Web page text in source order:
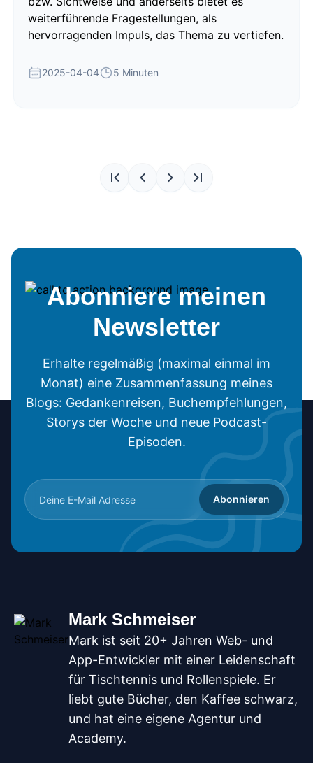
weiterführende Fragestellungen, als
hervorragenden Impuls, das Thema zu vertiefen.
2025-04-04 5 Minuten
Abonniere meinen
Newsletter
Erhalte regelmäßig (maximal einmal im
Monat) eine Zusammenfassung meines
Blogs: Gedankenreisen, Buchempfehlungen,
Storys der Woche und neue Podcast-
Episoden.
Abonnieren
Mark Schmeiser
Mark ist seit 20+ Jahren Web- und
App-Entwickler mit einer Leidenschaft
für Tischtennis und Rollenspiele. Er
liebt gute Bücher, den Kaffee schwarz,
und hat eine eigene Agentur und
Academy.